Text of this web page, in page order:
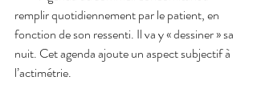
remplir quotidiennement par le patient, en
fonction de son ressenti. Il va y « dessiner » sa
nuit. Cet agenda ajoute un aspect subjectif à
l’actimétrie.